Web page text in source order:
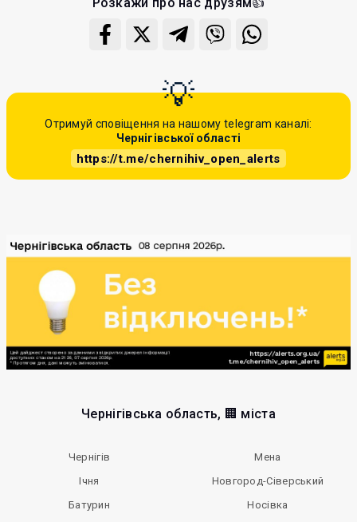
Отримуй сповіщення на нашому telegram каналі:
Чернігівської області
https://t.me/chernihiv_open_alerts
Чернігівська область, 🏢 міста
Чернігів
Ічня
Батурин
Мена
Новгород-Сіверський
Носівка